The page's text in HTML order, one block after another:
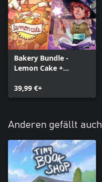
Bakery Bundle -
Lemon Cake +
39,99 €+
Anderen gefällt auch